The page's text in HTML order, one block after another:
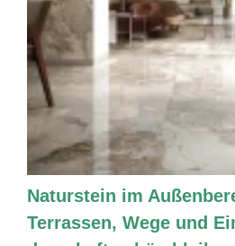
Naturstein im
Terrassen, Wege und